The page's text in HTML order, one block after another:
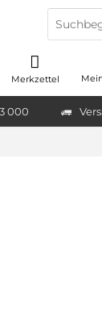
000
Merkzettel